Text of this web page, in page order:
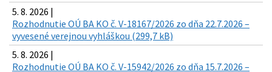
5. 8. 2026 |
Rozhodnutie OÚ BA KO č. V-18167/2026 zo dňa 22.7.2026 –
vyvesené verejnou vyhláškou (299,7 kB)
5. 8. 2026 |
Rozhodnutie OÚ BA KO č. V-15942/2026 zo dňa 15.7.2026 –